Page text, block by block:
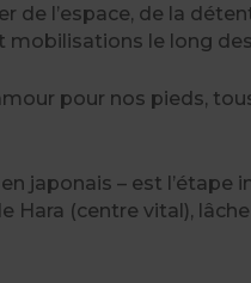
de l’espace, de la
mobilisations le long
pour nos pieds,
japonais – est
Hara (centre vital),